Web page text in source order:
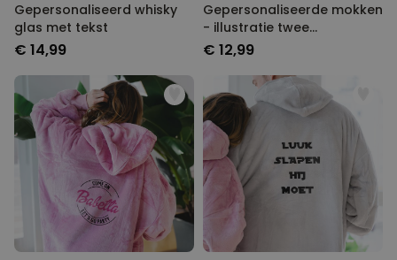
Gepersonaliseerd whisky
glas met tekst
€ 14,99
Gepersonaliseerde mokken
- illustratie twee
vriendinnen
€ 12,99